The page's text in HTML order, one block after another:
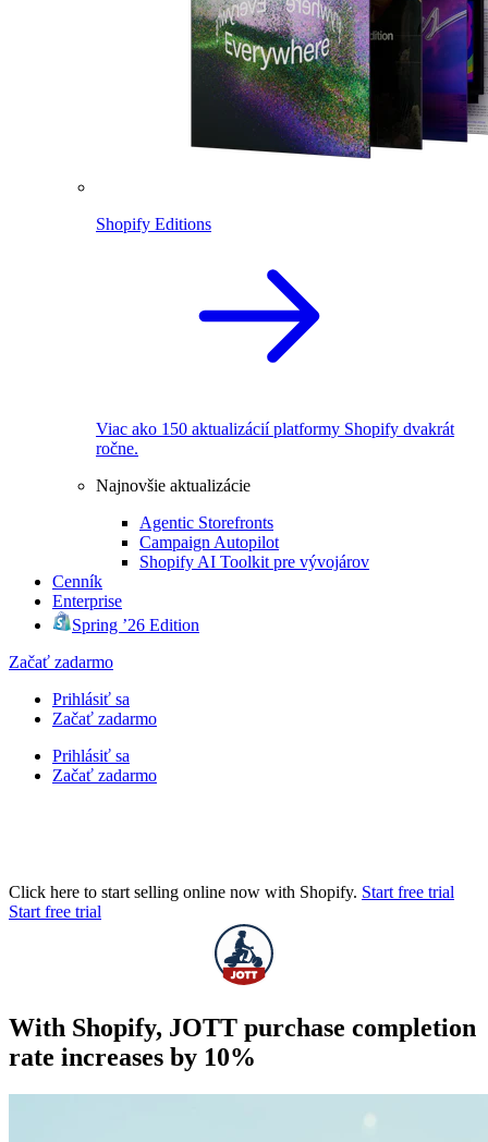
Shopify Editions
Viac ako 150 aktualizácií platformy Shopify dvakrát
ročne.
Najnovšie aktualizácie
Agentic Storefronts
Campaign Autopilot
Shopify AI Toolkit pre vývojárov
Cenník
Enterprise
Spring ’26 Edition
Začať zadarmo
Prihlásiť sa
Začať zadarmo
Prihlásiť sa
Začať zadarmo
Click here to start selling online now with Shopify. Start free trial
Start free trial
With Shopify, JOTT purchase completion
rate increases by 10%